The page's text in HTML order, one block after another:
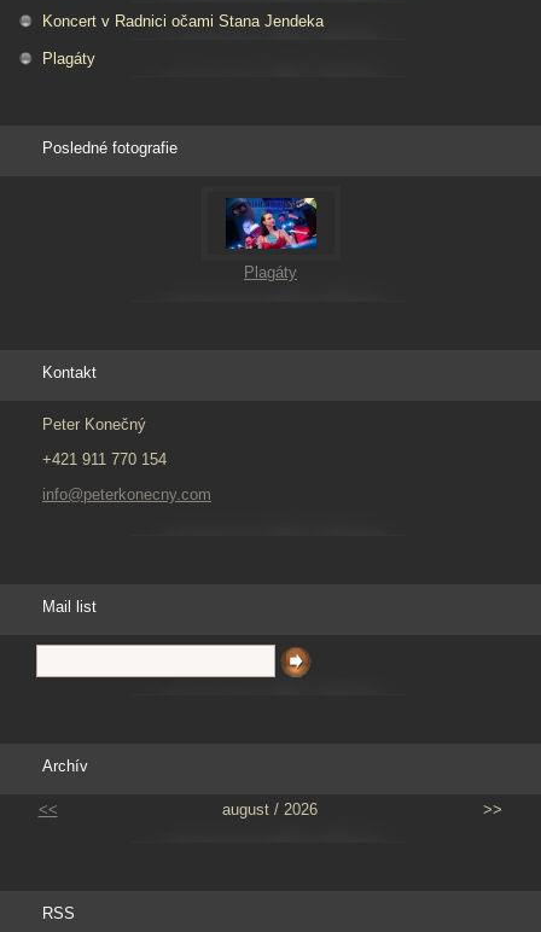
Koncert v Radnici očami Stana Jendeka
Plagáty
Posledné fotografie
Plagáty
Kontakt
Peter Konečný
+421 911 770 154
info@peterkonecny.com
Mail list
Archív
<< august / 2026 >>
RSS